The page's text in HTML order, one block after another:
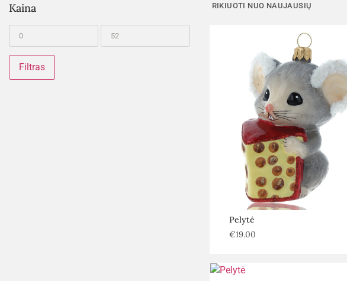
Kaina
Filtras
Pelytė
€19.00